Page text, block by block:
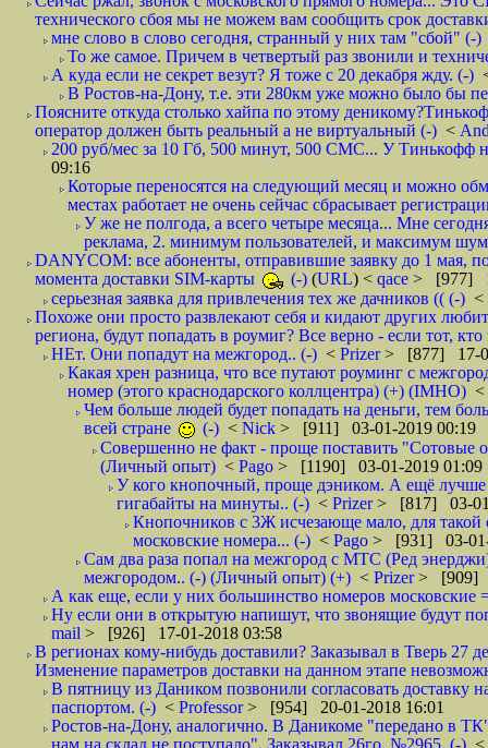
технического сбоя мы не можем вам сообщить срок
мне слово в слово сегодня, странный у них там "сбой" (-)
То же самое. Причем в четвертый раз звонили и
А куда если не секрет везут? Я тоже с 20 декабря жду. (-)
В Ростов-на-Дону, т.е. эти 280км уже можно было бы
Поясните откуда столько хайпа по этому
оператор должен быть реальный а не виртуальный (-) <
200 руб/мес за 10 Гб, 500 минут, 500 СМС... У Тинькофф
09:16
Которые переносятся на следующий месяц и можно
местах работает не очень сейчас сбрасывает
У же не полгода, а всего четыре месяца... Мне
реклама, 2. минимум пользователей, и максимум
DANYCOM: все абоненты, отправившие заявку до 1 мая,
момента доставки SIM-карты
(-) (URL) < qace > [977]
серьезная заявка для привлечения тех же дачников (( (-) <
Похоже они просто развлекают себя и кидают других
региона, будут попадать в роумиг? Все верно - если тот,
НЕт. Они попадут на межгород.. (-) < Prizer> [877] 17-
Какая хрен разница, что все путают роуминг с
номер (этого краснодарского коллцентра) (+) (IMHO) <
Чем больше людей будет попадать на деньги, тем
всей стране
(-) < Nick > [911] 03-01-2019 00:19
Совершенно не факт - проще поставить "Сотовые
(Личный опыт) < Pago > [1190] 03-01-2019 01:09
У кого кнопочный, проще дэником. А ещё лучше
гигабайты на минуты.. (-) < Prizer> [817] 03-
Кнопочников с 3Ж исчезающе мало, для такой
московские номера... (-) < Pago > [931] 03-01-
Сам два раза попал на межгород с МТС (Ред
межгородом.. (-) (Личный опыт) (+) < Prizer> [909]
А как еще, если у них большинство номеров московские
Ну если они в открытую напишут, что звонящие будут
mail > [926] 17-01-2018 03:58
В регионах кому-нибудь доставили? Заказывал в Тверь 27
Изменение параметров доставки на данном этапе
В пятницу из Даником позвонили согласовать доставку
паспортом. (-) < Professor> [954] 20-01-2018 16:01
Ростов-на-Дону, аналогично. В Даникоме "передано в
нам на склад не поступало". Заказывал 26го, №2965. (-) <